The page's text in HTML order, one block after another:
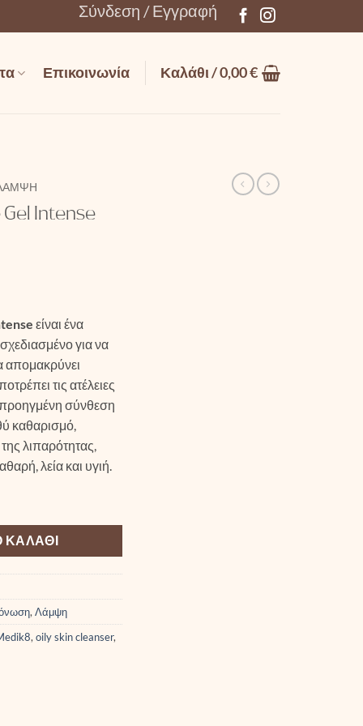
Σύνδεση / Εγγραφή
Επικοινωνία Καλάθι /0,00€
Intense
είναι ένα
για να
απομακρύνει
τις ατέλειες
προηγμένη σύνθεση
καθαρισμό,
λιπαρότητας,
λεία και υγιή.
ΚΑΛΆΘΙ
, Λάμψη
, oily skin cleanser,